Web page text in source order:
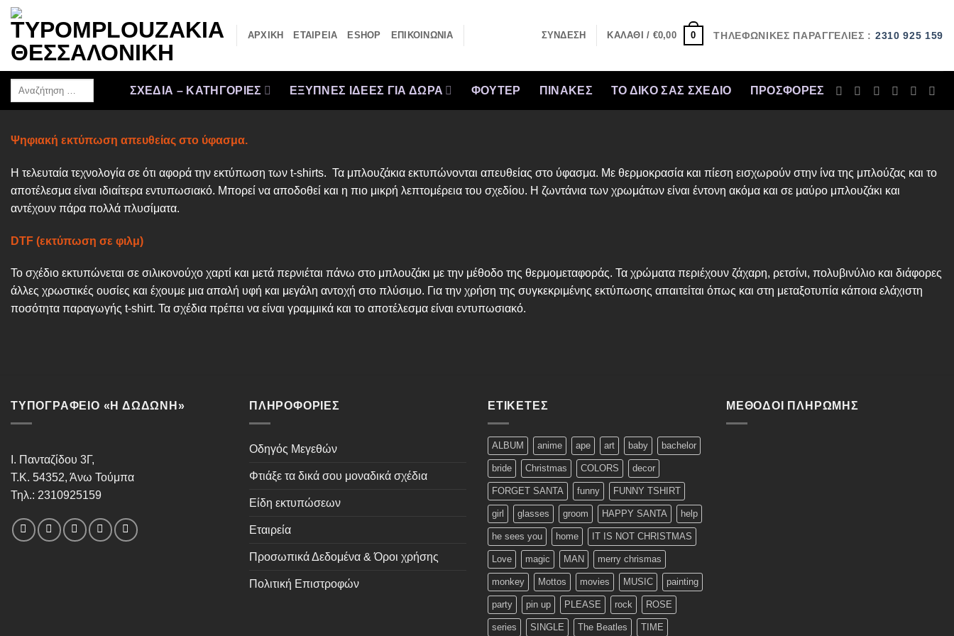
Μετάβαση
στο
περιεχόμενο
ΑΡΧΙΚΗ ΕΤΑΙΡΕΙΑ ESHOP ΕΠΙΚΟΙΝΩΝΙΑ ΣΎΝΔΕΣΗ ΚΑΛΆΘΙ / €0,00 0 ΤΗΛΕΦΩΝΙΚΕΣ ΠΑΡΑΓΓΕΛΙΕΣ : 2310 925 159
Αναζήτηση
ΣΧΕΔΙΑ – ΚΑΤΗΓΟΡΙΕΣ ΕΞΥΠΝΕΣ ΙΔΕΕΣ ΓΙΑ ΔΩΡΑ ΦΟΥΤΕΡ ΠΙΝΑΚΕΣ ΤΟ ΔΙΚΟ ΣΑΣ ΣΧΕΔΙΟ ΠΡΟΣΦΟΡΈΣ
Ψηφιακή εκτύπωση απευθείας στο ύφασμα.
Η τελευταία τεχνολογία σε ότι αφορά την εκτύπωση των t-shirts. Τα μπλουζάκια εκτυπώνονται απευθείας στο ύφασμα. Με θερμοκρασία και πίεση εισχωρούν στην ίνα της μπλούζας και το
αποτέλεσμα είναι ιδιαίτερα εντυπωσιακό. Μπορεί να αποδοθεί και η πιο μικρή λεπτομέρεια του σχεδίου. Η ζωντάνια των χρωμάτων είναι έντονη ακόμα και σε μαύρο μπλουζάκι και
αντέχουν πάρα πολλά πλυσίματα.
DTF (εκτύπωση σε φιλμ)
Το σχέδιο εκτυπώνεται σε σιλικονούχο χαρτί και μετά περνιέται πάνω στο μπλουζάκι με την μέθοδο της θερμομεταφοράς. Τα χρώματα περιέχουν ζάχαρη, ρετσίνι, πολυβινύλιο και διάφορες
άλλες χρωστικές ουσίες και έχουμε μια απαλή υφή και μεγάλη αντοχή στο πλύσιμο. Για την χρήση της συγκεκριμένης εκτύπωσης απαιτείται όπως και στη μεταξοτυπία κάποια ελάχιστη
ποσότητα παραγωγής t-shirt. Τα σχέδια πρέπει να είναι γραμμικά και το αποτέλεσμα είναι εντυπωσιακό.
ΤΥΠΟΓΡΑΦΕΙΟ «Η ΔΩΔΩΝΗ»
Ι. Πανταζίδου 3Γ,
Τ.Κ. 54352, Άνω Τούμπα
Τηλ.: 2310925159
ΠΛΗΡΟΦΟΡΊΕΣ
Οδηγός Μεγεθών
Φτιάξε τα δικά σου μοναδικά σχέδια
Είδη εκτυπώσεων
Εταιρεία
Προσωπικά Δεδομένα & Όροι χρήσης
Πολιτική Επιστροφών
ΕΤΙΚΈΤΕΣ
ALBUM anime ape art baby bachelor
bride Christmas COLORS decor
FORGET SANTA funny FUNNY TSHIRT
girl glasses groom HAPPY SANTA help
he sees you home IT IS NOT CHRISTMAS
Love magic MAN merry chrismas
monkey Mottos movies MUSIC painting
party pin up PLEASE rock ROSE
series SINGLE The Beatles TIME
ΜΈΘΟΔΟΙ ΠΛΗΡΩΜΉΣ